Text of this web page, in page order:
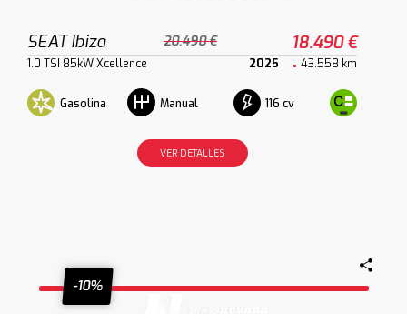
SEAT Ibiza 20.490 € 18.490 €
1.0 TSI 85kW Xcellence 2025 43.558 km
Gasolina Manual 116 cv
VER DETALLES
-10%